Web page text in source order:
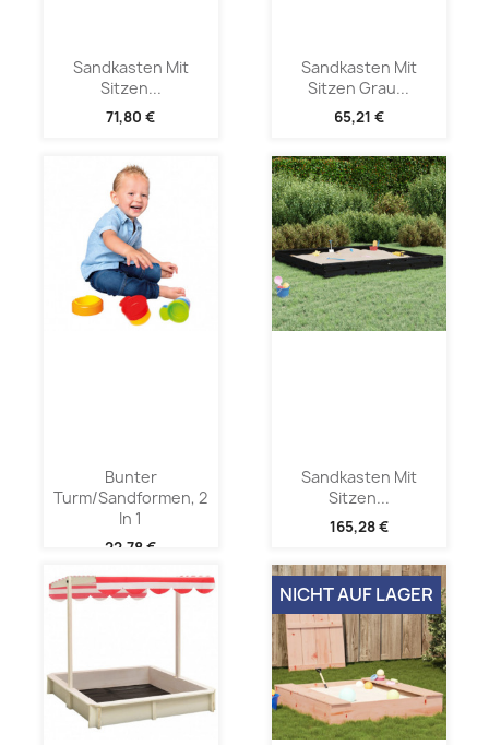
Sandkasten Mit
Sitzen...
71,80 €
Sandkasten Mit
Sitzen Grau...
65,21 €
Bunter
Turm/Sandformen, 2
In 1
22,78 €
Sandkasten Mit
Sitzen...
165,28 €
NICHT AUF LAGER